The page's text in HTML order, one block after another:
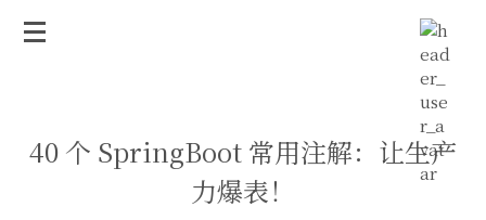
40 个 SpringBoot 常用注解：让生产
力爆表！